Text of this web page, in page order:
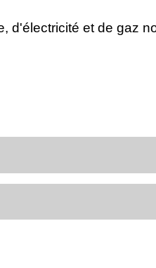
d'électricité et de gaz